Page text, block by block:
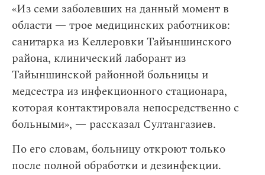
«Из семи заболевших на данный момент в
области — трое медицинских работников:
санитарка из Келлеровки Тайыншинского
района, клинический лаборант из
Тайыншинской районной больницы и
медсестра из инфекционного стационара,
которая контактировала непосредственно с
больными», — рассказал Султангазиев.
По его словам, больницу откроют только
после полной обработки и дезинфекции.